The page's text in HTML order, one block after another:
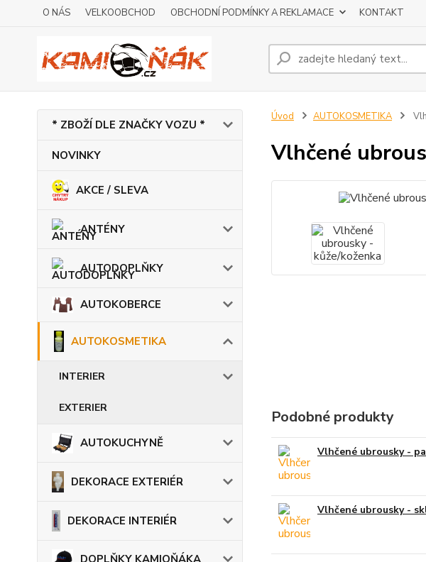
O NÁS VELKOOBCHOD OBCHODNÍ PODMÍNKY A REKLAMACE KONTAKT
* ZBOŽÍ DLE ZNAČKY VOZU *
NOVINKY
AKCE / SLEVA
ANTÉNY
AUTODOPLŇKY
AUTOKOBERCE
AUTOKOSMETIKA
INTERIER
EXTERIER
AUTOKUCHYNĚ
DEKORACE EXTERIÉR
DEKORACE INTERIÉR
Úvod AUTOKOSMETIKA
Vlhčené
Podobné produkty
Vlhčené ubrousky -
Vlhčené ubrousky -